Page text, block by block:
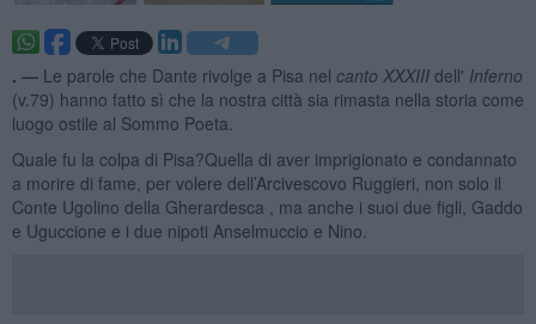
. — Le parole che Dante rivolge a Pisa nel canto XXXIIIdell' Inferno
(v.79) hanno fatto sì che la nostra città sia rimasta nella storia come
luogo ostile al Sommo Poeta.
Quale fu la colpa di Pisa?Quella di aver imprigionato e condannato
a morire di fame, per volere dell’Arcivescovo Ruggieri, non solo il
Conte Ugolino della Gherardesca , ma anche i suoi due figli, Gaddo
e Uguccione e i due nipoti Anselmuccio e Nino.